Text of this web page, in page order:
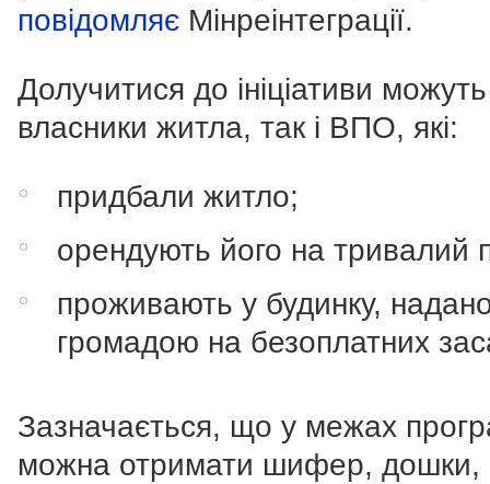
повідомляє Мінреінтеграції.
Долучитися до ініціативи
власники житла, так і ВПО, які:
придбали житло;
орендують його на тривалий
проживають у будинку,
громадою на безоплатних
Зазначається, що у межах
можна отримати шифер, дошки,